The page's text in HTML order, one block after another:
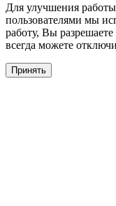
Для улучшения
пользователями мы
работу, Вы
всегда можете
Принять